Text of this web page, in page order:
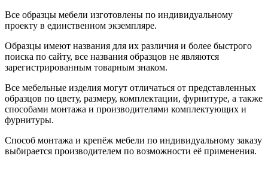
Все образцы мебели изготовлены по индивидуальному
проекту в единственном экземпляре.
Образцы имеют названия для их различия и более быстрого
поиска по сайту, все названия образцов не являются
зарегистрированным товарным знаком.
Все мебельные изделия могут отличаться от представленных
образцов по цвету, размеру, комплектации, фурнитуре, а также
способами монтажа и производителями комплектующих и
фурнитуры.
Способ монтажа и крепёж мебели по индивидуальному заказу
выбирается производителем по возможности её применения.